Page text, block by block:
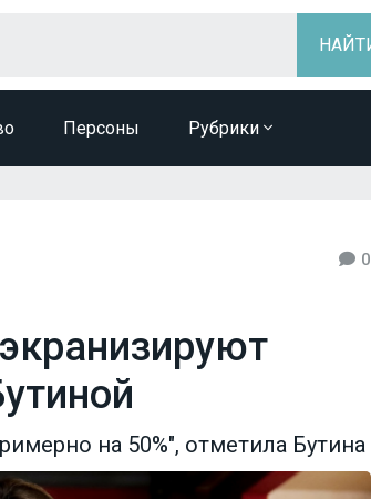
Персоны Рубрики
0
на 50%", отметила Бутина